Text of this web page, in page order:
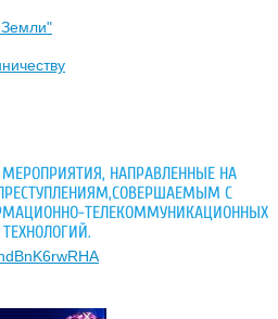
НАПРАВЛЕННЫЕ НА
С
ТЕЛЕКОММУНИКАЦИОННЫХ
ТЕХНОЛОГИЙ.